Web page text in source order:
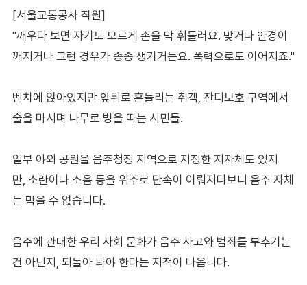
[서울교통공사 직원]
"깨우다 보면 자기도 모르게 손을 막 휘둘러요. 맞거나 안경이
깨지거나 그런 경우가 종종 생기거든요. 폭력으로도 이어지죠."
벤치에 앉아있지만 앞뒤로 흔들리는 취객, 잔디보호 구역에서
술을 마시며 나무로 병을 따는 시민들.
일부 야외 공원을 음주청정 지역으로 지정한 지자체도 있지
만, 소란이나 소음 등을 위주로 단속이 이뤄지다보니 음주 자체
는 막을 수 없습니다.
음주에 관대한 우리 사회 문화가 음주 사고와 범죄를 부추기는
건 아닌지, 되돌아 봐야 한다는 지적이 나옵니다.